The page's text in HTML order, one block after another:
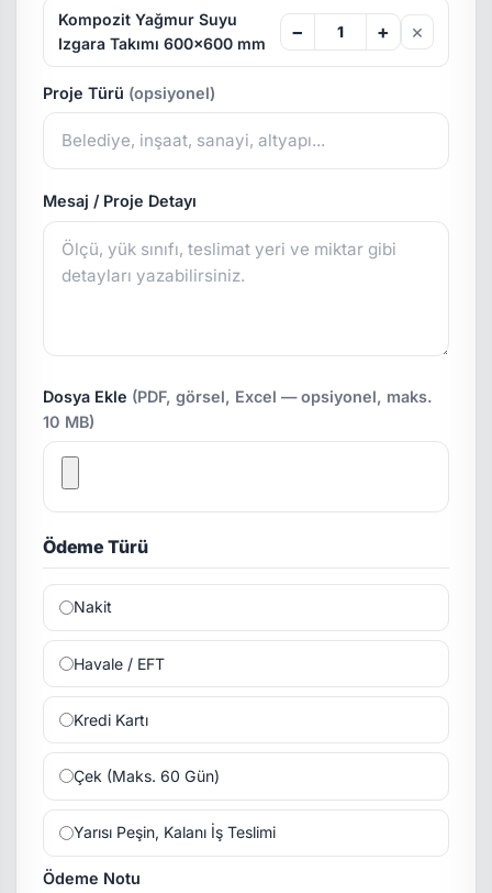
Kompozit Yağmur Suyu
Izgara Takımı 600x600 mm
− + ×
Proje Türü (opsiyonel)
Mesaj / Proje Detayı
Dosya Ekle (PDF, görsel, Excel — opsiyonel, maks.
10 MB)
Ödeme Türü
Nakit
Havale / EFT
Kredi Kartı
Çek (Maks. 60 Gün)
Yarısı Peşin, Kalanı İş Teslimi
Ödeme Notu